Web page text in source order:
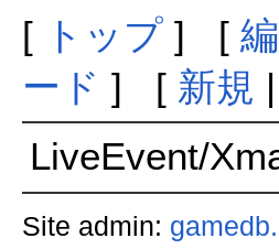
[ トップ] [
ード ] [ 新規 |
LiveEvent/
Site admin: gamedb.